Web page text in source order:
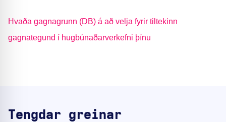
Hvaða gagnagrunn (DB) á að velja fyrir tiltekinn
gagnategund í hugbúnaðarverkefni þínu
Tengdar greinar